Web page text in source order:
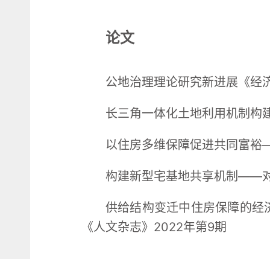
论文
公地治理理论研究新进展《经
长三角一体化土地利用机制构
以住房多维保障促进共同富
构建新型宅基地共享机制——
供给结构变迁中住房保障的
《人文杂志》2022年第9期